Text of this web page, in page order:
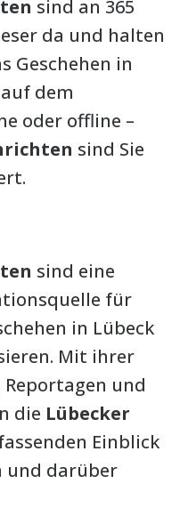
sind an 365
da und halten
Geschehen in
dem
oder offline –
sind Sie
sind eine
für
in Lübeck
Mit ihrer
und
die Lübecker
Einblick
und darüber